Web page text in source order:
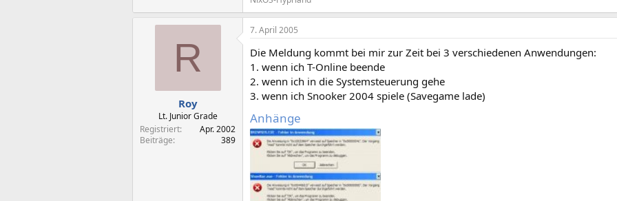
R
Roy
Lt. Junior Grade
Registriert
Apr. 2002
Beiträge
389
7. April 2005
Die Meldung kommt bei mir zur Zeit bei 3 verschiedenen Anwendungen:
1. wenn ich T-Online beende
2. wenn ich in die Systemsteuerung gehe
3. wenn ich Snooker 2004 spiele (Savegame lade)
Anhänge